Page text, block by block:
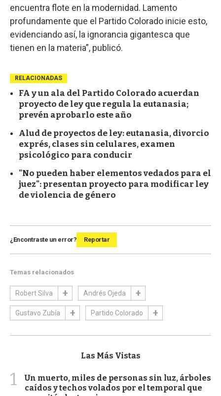
encuentra flote en la modernidad. Lamento
profundamente que el Partido Colorado inicie esto,
evidenciando así, la ignorancia gigantesca que
tienen en la materia”, publicó.
RELACIONADAS
FA y un ala del Partido Colorado acuerdan
proyecto de ley que regula la eutanasia;
prevén aprobarlo este año
Alud de proyectos de ley: eutanasia, divorcio
exprés, clases sin celulares, examen
psicológico para conducir
"No pueden haber elementos vedados para el
juez": presentan proyecto para modificar ley
de violencia de género
¿Encontraste un error? Reportar
Temas relacionados
Robert Silva Andrés Ojeda
Gustavo Zubía Partido Colorado
Las Más Vistas
1
Un muerto, miles de personas sin luz, árboles
caídos y techos volados por el temporal que